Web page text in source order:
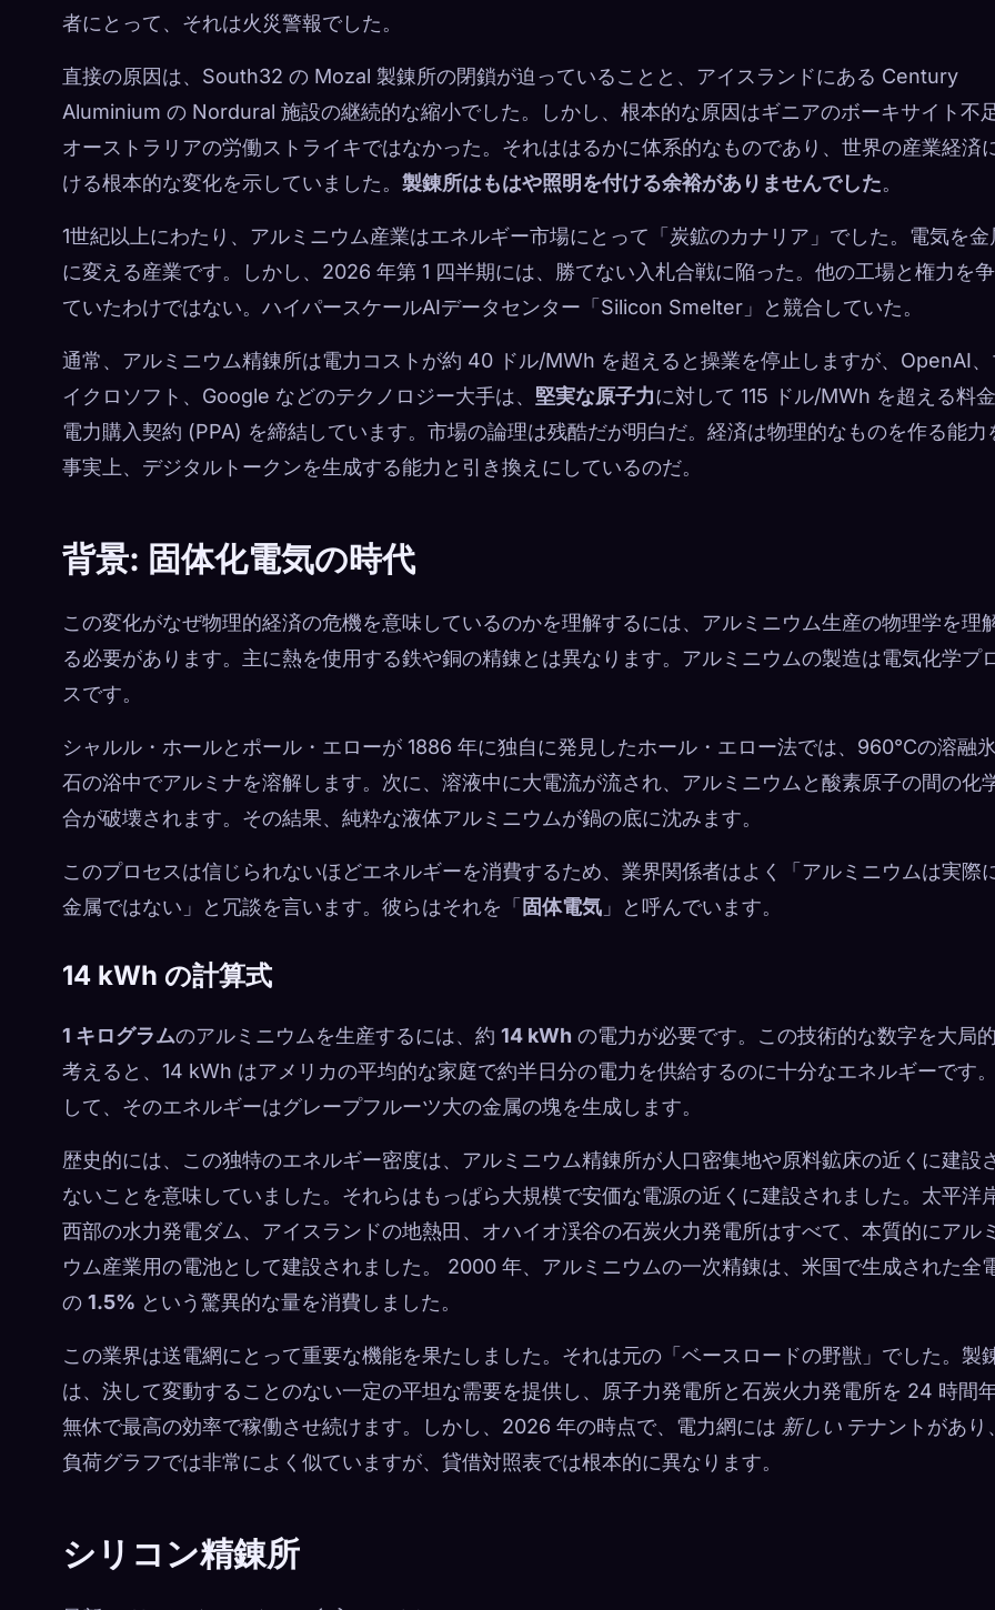
者にとって、それは火災警報でした。
直接の原因は、South32 の Mozal 製錬所の閉鎖が迫っていることと、アイスランドにある Century
Aluminium の Nordural 施設の継続的な縮小でした。しかし、根本的な原因はギニアのボーキサイト不
オーストラリアの労働ストライキではなかった。それははるかに体系的なものであり、世界の産業経済
ける根本的な変化を示していました。 製錬所はもはや照明を付ける余裕がありませんでした。
1世紀以上にわたり、アルミニウム産業はエネルギー市場にとって「炭鉱のカナリア」でした。電気を金
に変える産業です。しかし、2026 年第 1 四半期には、勝てない入札合戦に陥った。他の工場と権力を
ていたわけではない。ハイパースケールAIデータセンター「Silicon Smelter」と競合していた。
通常、アルミニウム精錬所は電力コストが約 40 ドル/MWh を超えると操業を停止しますが、OpenAI、
イクロソフト、Google などのテクノロジー大手は、 堅実な原子力に対して 115 ドル/MWh を超える料
電力購入契約 (PPA) を締結しています。市場の論理は残酷だが明白だ。経済は物理的なものを作る能力
事実上、デジタルトークンを生成する能力と引き換えにしているのだ。
背景: 固体化電気の時代
この変化がなぜ物理的経済の危機を意味しているのかを理解するには、アルミニウム生産の物理学を理
る必要があります。主に熱を使用する鉄や銅の精錬とは異なります。アルミニウムの製造は電気化学プ
スです。
シャルル・ホールとポール・エローが 1886 年に独自に発見したホール・エロー法では、960℃の溶融
石の浴中でアルミナを溶解します。次に、溶液中に大電流が流され、アルミニウムと酸素原子の間の化
合が破壊されます。その結果、純粋な液体アルミニウムが鍋の底に沈みます。
このプロセスは信じられないほどエネルギーを消費するため、業界関係者はよく「アルミニウムは実際
金属ではない」と冗談を言います。彼らはそれを「 固体電​​気 」と呼んでいます。
14 kWh の計算式
1 キログラムのアルミニウムを生産するには、約 14 kWh の電力が必要です。この技術的な数字を大局
考えると、14 kWh はアメリカの平均的な家庭で約半日分の電力を供給するのに十分なエネルギーです
して、そのエネルギーはグレープフルーツ大の金属の塊を生成します。
歴史的には、この独特のエネルギー密度は、アルミニウム精錬所が人口密集地や原料鉱床の近くに建設
ないことを意味していました。それらはもっぱら大規模で安価な電源の近くに建設されました。太平洋
西部の水力発電ダム、アイスランドの地熱田、オハイオ渓谷の石炭火力発電所はすべて、本質的にアル
ウム産業用の電池として建設されました。 2000 年、アルミニウムの一次精錬は、米国で生成された全
の 1.5% という驚異的な量を消費しました。
この業界は送電網にとって重要な機能を果たしました。それは元の「ベースロードの野獣」でした。製
は、決して変動することのない一定の平坦な需要を提供し、原子力発電所と石炭火力発電所を 24 時間
無休で最高の効率で稼働させ続けます。しかし、2026 年の時点で、電力網には 新しい テナントがあり、
負荷グラフでは非常によく似ていますが、貸借対照表では根本的に異なります。
シリコン精錬所